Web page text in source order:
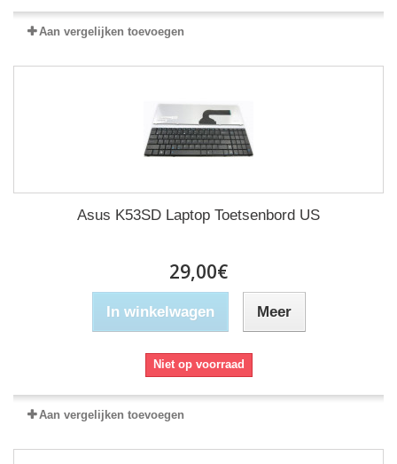
Aan vergelijken toevoegen
Asus K53SD Laptop Toetsenbord US
29,00€
In winkelwagen Meer
Niet op voorraad
Aan vergelijken toevoegen